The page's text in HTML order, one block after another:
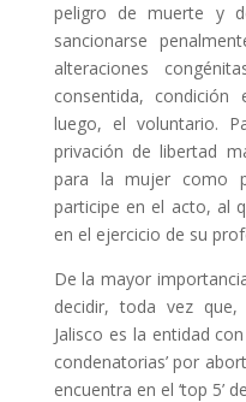
peligro de muerte y
sancionarse
alteraciones
consentida, condición
luego, el voluntario.
privación de libertad
para la mujer como
participe en el acto, al
en el ejercicio de su
De la mayor
decidir, toda vez
Jalisco es la entidad
condenatorias’ por
encuentra en el ‘top 5’